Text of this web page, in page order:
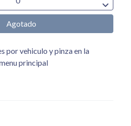
Agotado
por vehiculo y pinza en la
principal